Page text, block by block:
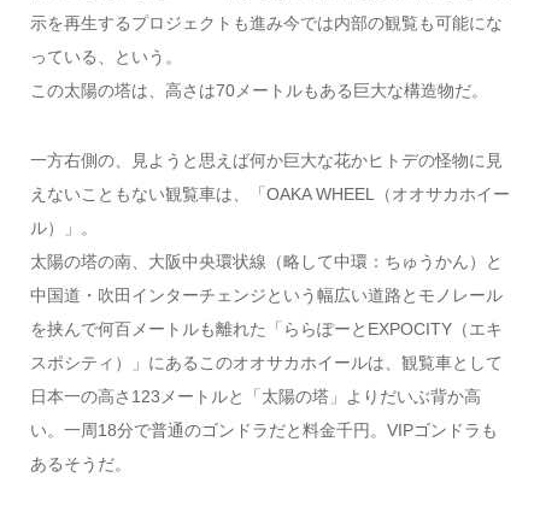
示を再生するプロジェクトも進み今では内部の観覧も可能にな
っている、という。
この太陽の塔は、高さは70メートルもある巨大な構造物だ。
一方右側の、見ようと思えば何か巨大な花かヒトデの怪物に見
えないこともない観覧車は、「OAKA WHEEL（オオサカホイー
ル）」。
太陽の塔の南、大阪中央環状線（略して中環：ちゅうかん）と
中国道・吹田インターチェンジという幅広い道路とモノレール
を挟んで何百メートルも離れた「ららぽーとEXPOCITY（エキ
スポシティ）」にあるこのオオサカホイールは、観覧車として
日本一の高さ123メートルと「太陽の塔」よりだいぶ背か高
い。一周18分で普通のゴンドラだと料金千円。VIPゴンドラも
あるそうだ。